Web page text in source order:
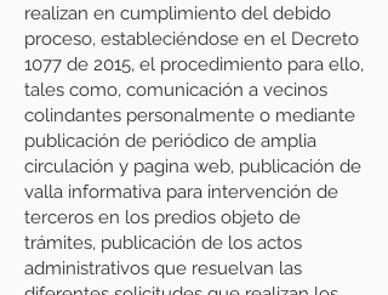
realizan en cumplimiento del debido
proceso, estableciéndose en el Decreto
1077 de 2015, el procedimiento para ello,
tales como, comunicación a vecinos
colindantes personalmente o mediante
publicación de periódico de amplia
circulación y pagina web, publicación de
valla informativa para intervención de
terceros en los predios objeto de
trámites, publicación de los actos
administrativos que resuelvan las